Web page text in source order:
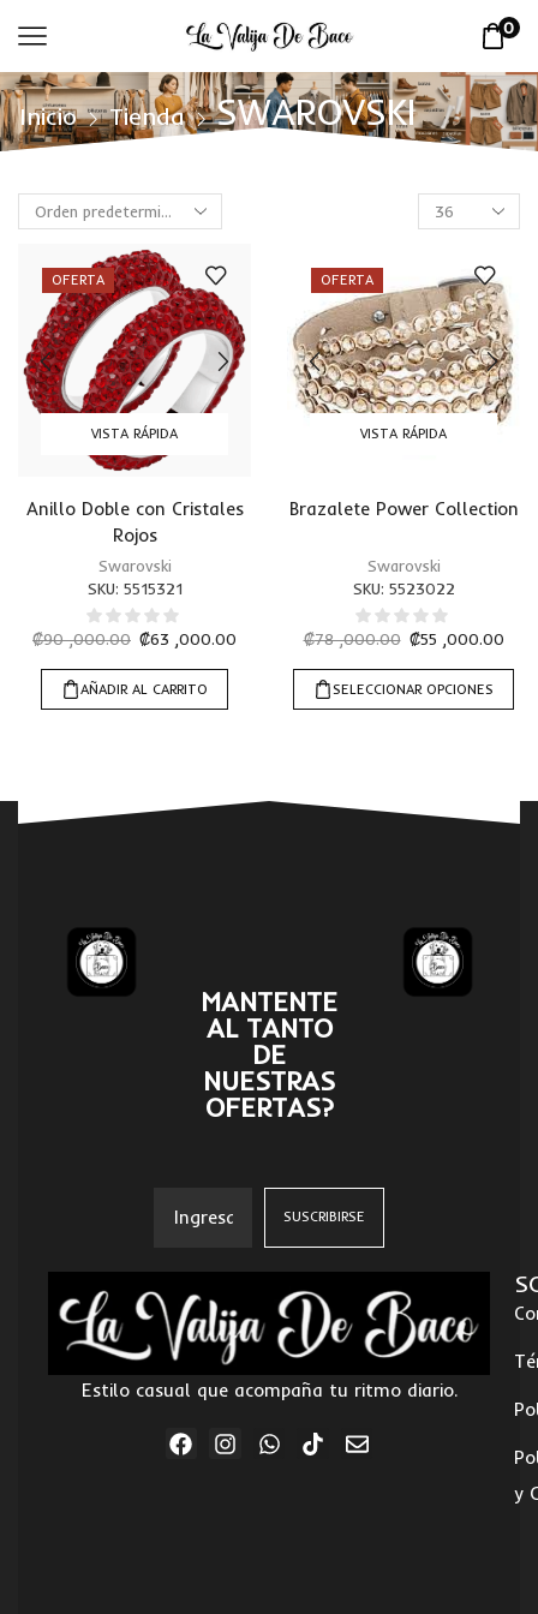
0
Inicio Tienda SWAROVSKI
OFERTA
VISTA RÁPIDA
Anillo Doble con Cristales
Rojos
Swarovski
SKU: 5515321
₡90 ,000.00 ₡63 ,000.00
AÑADIR AL CARRITO
OFERTA
VISTA RÁPIDA
Brazalete Power Collection
Swarovski
SKU: 5523022
₡78 ,000.00 ₡55 ,000.00
SELECCIONAR OPCIONES
MANTENTE
AL TANTO
DE
NUESTRAS
OFERTAS?
Estilo casual que acompaña tu ritmo diario.
y